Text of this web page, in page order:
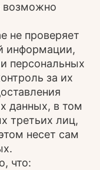
возможно
не проверяет
информации,
персональных
за их
данных, в том
третьих лиц,
несет сам
что: